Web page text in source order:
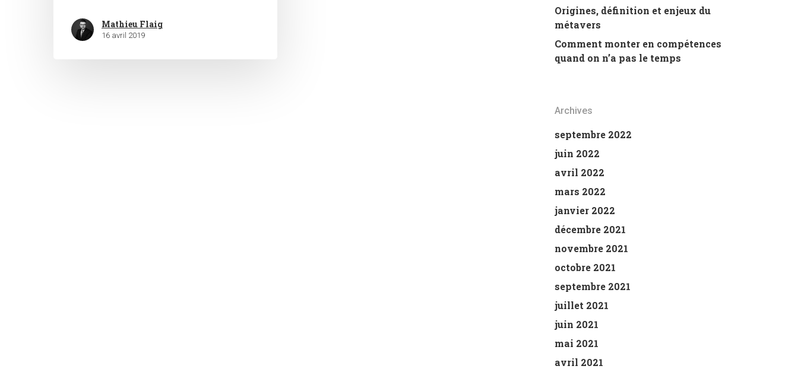
Mathieu Flaig
16 avril 2019
Origines, définition et enjeux du
métavers
Comment monter en compétences
quand on n’a pas le temps
Archives
septembre 2022
juin 2022
avril 2022
mars 2022
janvier 2022
décembre 2021
novembre 2021
octobre 2021
septembre 2021
juillet 2021
juin 2021
mai 2021
avril 2021